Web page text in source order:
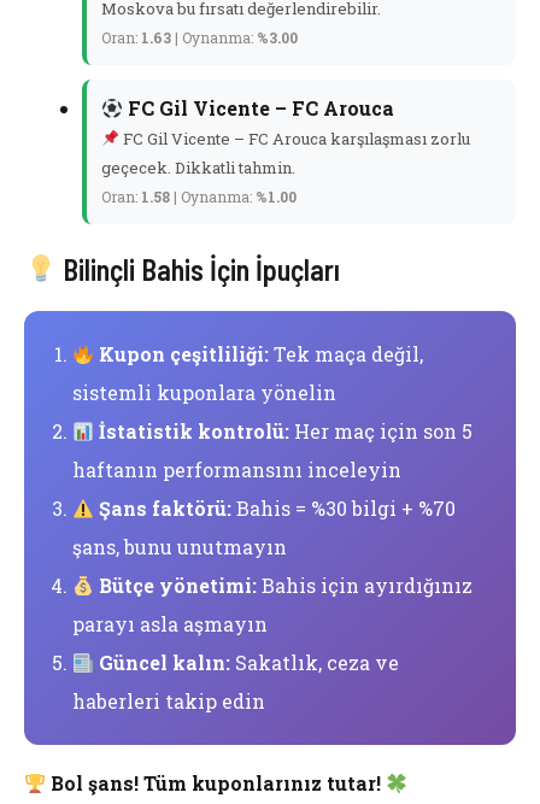
Moskova bu fırsatı değerlendirebilir.
Oran: 1.63 | Oynanma: %3.00
FC Gil Vicente – FC Arouca
FC Gil Vicente – FC Arouca karşılaşması zorlu
geçecek. Dikkatli tahmin.
Oran: 1.58 | Oynanma: %1.00
Bilinçli Bahis İçin İpuçları
Kupon çeşitliliği:Tek maça değil,
sistemli kuponlara yönelin
İstatistik kontrolü: Her maç için son 5
haftanın performansını inceleyin
Şans faktörü:Bahis = %30 bilgi + %70
şans, bunu unutmayın
Bütçe yönetimi:Bahis için ayırdığınız
parayı asla aşmayın
Güncel kalın: Sakatlık, ceza ve
haberleri takip edin
Bol şans! Tüm kuponlarınız tutar!